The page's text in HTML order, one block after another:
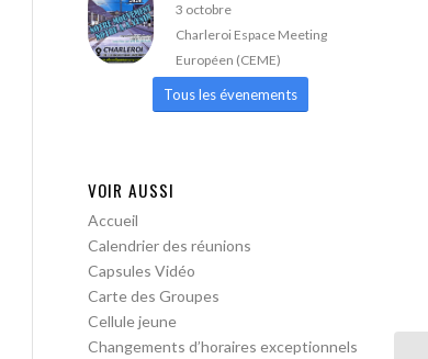
3 octobre
Charleroi Espace Meeting
Européen (CEME)
Tous les évenements
VOIR AUSSI
Accueil
Calendrier des réunions
Capsules Vidéo
Carte des Groupes
Cellule jeune
Changements d’horaires exceptionnels